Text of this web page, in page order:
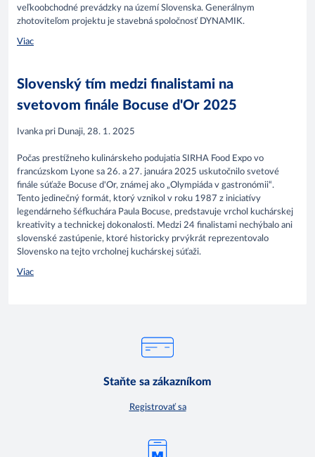
veľkoobchodné prevádzky na území Slovenska. Generálnym
zhotoviteľom projektu je stavebná spoločnosť DYNAMIK.​
Viac
Slovenský tím medzi finalistami na
svetovom finále Bocuse d'Or 2025
Ivanka pri Dunaji, 28. 1. 2025
Počas prestížneho kulinárskeho podujatia SIRHA Food Expo vo
francúzskom Lyone sa 26. a 27. januára 2025 uskutočnilo svetové
finále súťaže Bocuse d'Or, známej ako „Olympiáda v gastronómii“.
Tento jedinečný formát, ktorý vznikol v roku 1987 z iniciatívy
legendárneho šéfkuchára Paula Bocuse, predstavuje vrchol kuchárskej
kreativity a technickej dokonalosti. Medzi 24 finalistami nechýbalo ani
slovenské zastúpenie, ktoré historicky prvýkrát reprezentovalo
Slovensko na tejto vrcholnej kuchárskej súťaži.
Viac
Staňte sa zákazníkom
Registrovať sa